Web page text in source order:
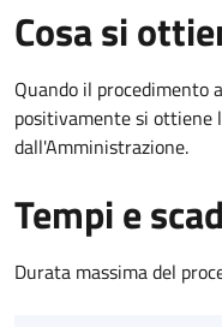
Cosa si
Quando il procedimento
positivamente si ottiene
dall'Amministrazione.
Tempi e
Durata massima del